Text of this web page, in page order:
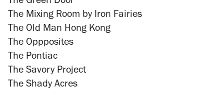
The Mixing Room by Iron Fairies
The Old Man Hong Kong
The Oppposites
The Pontiac
The Savory Project
The Shady Acres